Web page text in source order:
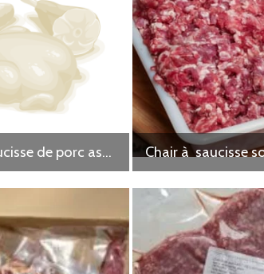
Chair à saucisse de porc assaisonnée chorizo sous vide 500g